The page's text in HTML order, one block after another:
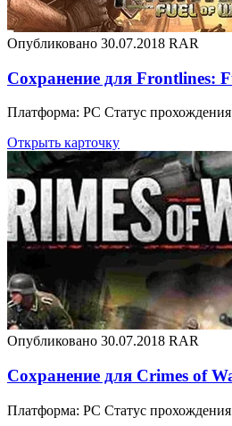
Опубликовано 30.07.2018 RAR
Сохранение для Frontlines:
Платформа: PC Статус
Открыть карточку
Опубликовано 30.07.2018 RAR
Сохранение для Crimes of
Платформа: PC Статус